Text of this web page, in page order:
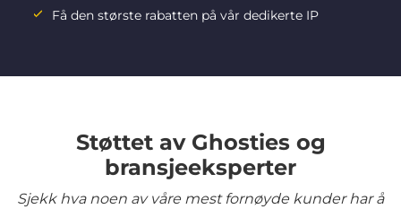
Få den største rabatten på vår dedikerte IP
Støttet av Ghosties og
bransjeeksperter
Sjekk hva noen av våre mest fornøyde kunder har å